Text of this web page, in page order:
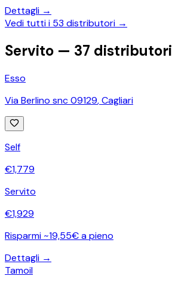
Dettagli →
Vedi tutti i 53 distributori →
Servito — 37 distributori
Esso
Via Berlino snc 09129,Cagliari
Self
€1,779
Servito
€1,929
Risparmi ~19,55€ a pieno
Dettagli →
Tamoil